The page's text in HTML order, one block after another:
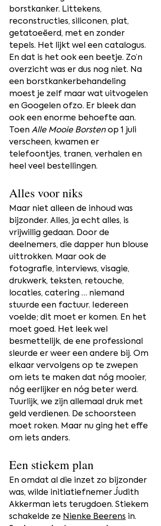
borstkanker. Littekens,
reconstructies, siliconen, plat,
getatoeëerd, met en zonder
tepels. Het lijkt wel een catalogus.
En dat is het ook een beetje. Zo’n
overzicht was er dus nog niet. Na
een borstkankerbehandeling
moest je zelf maar wat uitvogelen
en Googelen ofzo. Er bleek dan
ook een enorme behoefte aan.
Toen Alle Mooie Borsten op 1 juli
verscheen, kwamen er
telefoontjes, tranen, verhalen en
heel veel bestellingen.
Alles voor niks
Maar niet alleen de inhoud was
bijzonder. Alles, ja echt alles, is
vrijwillig gedaan. Door de
deelnemers, die dapper hun blouse
uittrokken. Maar ook de
fotografie, interviews, visagie,
drukwerk, teksten, retouche,
locaties, catering … niemand
stuurde een factuur. Iedereen
voelde; dit moet er komen. En het
moet goed. Het leek wel
besmettelijk, de ene professional
sleurde er weer een andere bij. Om
elkaar vervolgens op te zwepen
om iets te maken dat nóg mooier,
nóg eerlijker en nóg beter werd.
Tuurlijk, we zijn allemaal druk met
geld verdienen. De schoorsteen
moet roken. Maar nu ging het effe
om iets anders.
Een stiekem plan
En omdat al die inzet zo bijzonder
was, wilde initiatiefnemer Judith
Akkerman iets terugdoen. Stiekem
schakelde ze Nienke Beerens in.